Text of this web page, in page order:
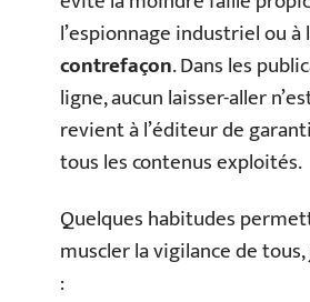
l’espionnage industriel ou à
contrefaçon. Dans les
ligne, aucun laisser-aller
revient à l’éditeur de
tous les contenus exploités.
Quelques habitudes
muscler la vigilance de
: